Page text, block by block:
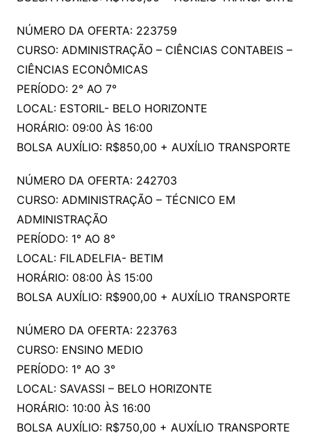
NÚMERO DA OFERTA: 223759
CURSO: ADMINISTRAÇÃO – CIÊNCIAS CONTABEIS –
CIÊNCIAS ECONÔMICAS
PERÍODO: 2° AO 7°
LOCAL: ESTORIL- BELO HORIZONTE
HORÁRIO: 09:00 ÀS 16:00
BOLSA AUXÍLIO: R$850,00 + AUXÍLIO TRANSPORTE
NÚMERO DA OFERTA: 242703
CURSO: ADMINISTRAÇÃO – TÉCNICO EM
ADMINISTRAÇÃO
PERÍODO: 1° AO 8°
LOCAL: FILADELFIA- BETIM
HORÁRIO: 08:00 ÀS 15:00
BOLSA AUXÍLIO: R$900,00 + AUXÍLIO TRANSPORTE
NÚMERO DA OFERTA: 223763
CURSO: ENSINO MEDIO
PERÍODO: 1° AO 3°
LOCAL: SAVASSI – BELO HORIZONTE
HORÁRIO: 10:00 ÀS 16:00
BOLSA AUXÍLIO: R$750,00 + AUXÍLIO TRANSPORTE